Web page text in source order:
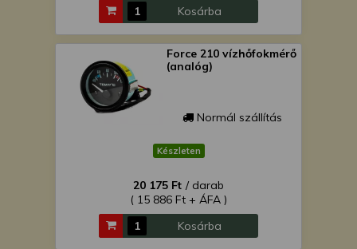
Kosárba
Force 210 vízhőfokmérő
(analóg)
Normál szállítás
Készleten
20 175 Ft / darab
( 15 886 Ft + ÁFA )
Kosárba